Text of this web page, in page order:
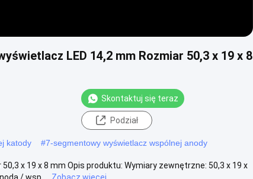
LED 14,2 mm Rozmiar 50,3 x 19 x 8
Skontaktuj się teraz
Podział
katody #7-segmentowy wyświetlacz wspólnej anody
x 19 x 8 mm Opis produktu: Wymiary zewnętrzne: 50,3 x 19 x
/ wsp....
Zobacz więcej